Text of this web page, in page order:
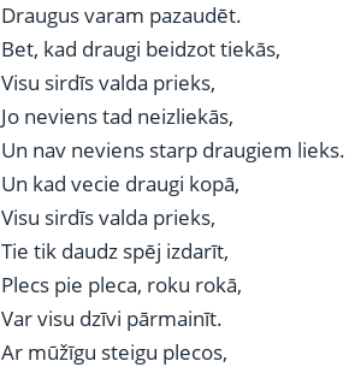
Draugus varam pazaudēt.
Bet, kad draugi beidzot tiekās,
Visu sirdīs valda prieks,
Jo neviens tad neizliekās,
Un nav neviens starp draugiem lieks.
Un kad vecie draugi kopā,
Visu sirdīs valda prieks,
Tie tik daudz spēj izdarīt,
Plecs pie pleca, roku rokā,
Var visu dzīvi pārmainīt.
Ar mūžīgu steigu plecos,